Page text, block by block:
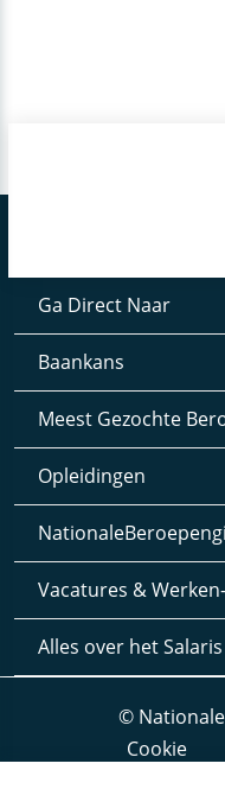
Ga Direct Naar
Baankans
Meest Gezochte
Opleidingen
Vacatures &
Alles over het Salaris
©
Cookie
Webdesign